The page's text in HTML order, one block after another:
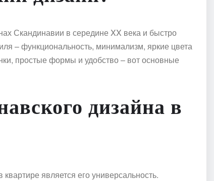
Скандинавии в середине XX века и быстро
– функциональность, минимализм, яркие цвета
простые формы и удобство – вот основные
дизайна в
является его универсальность.